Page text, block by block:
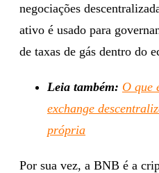
negociações
ativo é usado para
de taxas de gás dentro do
Leia também: O que
exchange
própria
Por sua vez, a BNB é a